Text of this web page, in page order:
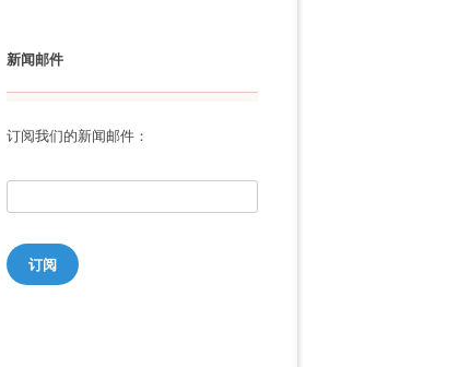
新闻邮件
订阅我们的新闻邮件：
订阅